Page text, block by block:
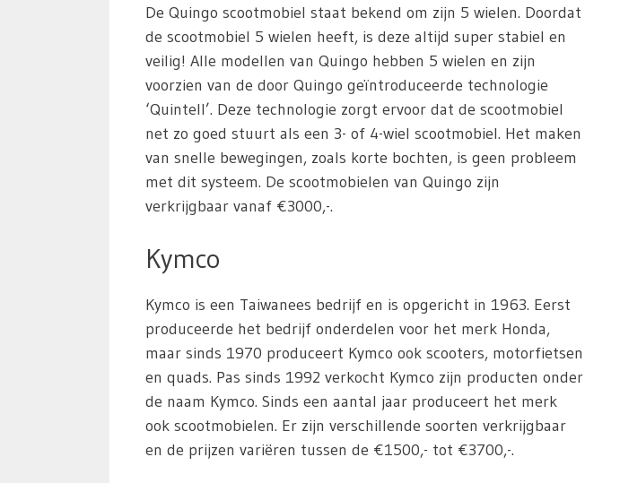
De Quingo scootmobiel staat bekend om zijn 5 wielen. Doordat
de scootmobiel 5 wielen heeft, is deze altijd super stabiel en
veilig! Alle modellen van Quingo hebben 5 wielen en zijn
voorzien van de door Quingo geïntroduceerde technologie
‘Quintell’. Deze technologie zorgt ervoor dat de scootmobiel
net zo goed stuurt als een 3- of 4-wiel scootmobiel. Het maken
van snelle bewegingen, zoals korte bochten, is geen probleem
met dit systeem. De scootmobielen van Quingo zijn
verkrijgbaar vanaf €3000,-.
Kymco
Kymco is een Taiwanees bedrijf en is opgericht in 1963. Eerst
produceerde het bedrijf onderdelen voor het merk Honda,
maar sinds 1970 produceert Kymco ook scooters, motorfietsen
en quads. Pas sinds 1992 verkocht Kymco zijn producten onder
de naam Kymco. Sinds een aantal jaar produceert het merk
ook scootmobielen. Er zijn verschillende soorten verkrijgbaar
en de prijzen variëren tussen de €1500,- tot €3700,-.